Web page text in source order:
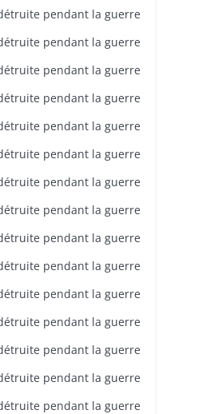
pendant la guerre
pendant la guerre
pendant la guerre
pendant la guerre
pendant la guerre
pendant la guerre
pendant la guerre
pendant la guerre
pendant la guerre
pendant la guerre
pendant la guerre
pendant la guerre
pendant la guerre
pendant la guerre
pendant la guerre